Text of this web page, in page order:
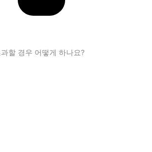
할 경우 어떻게 하나요?